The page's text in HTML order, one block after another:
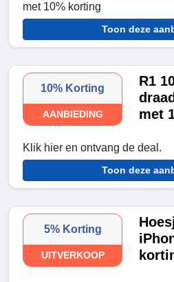
met 10% korting
Toon deze
10% Korting
AANBIEDING
R1
met
Klik hier en ontvang de deal.
Toon deze
5% Korting
UITVERKOOP